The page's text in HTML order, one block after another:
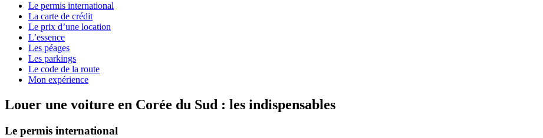
Le permis international
La carte de crédit
Le prix d’une location
L’essence
Les péages
Les parkings
Le code de la route
Mon expérience
Louer une voiture en Corée du Sud : les indispensables
Le permis international